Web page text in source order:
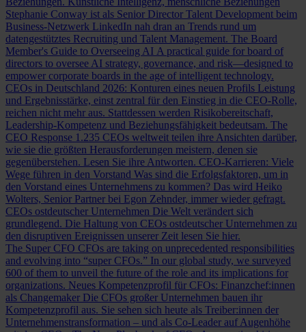
Stephanie Conway ist als Senior Director Talent Development beim
Business-Netzwerk LinkedIn nah dran an Trends rund um
datengestütztes Recruiting und Talent Management. The Board
Member's Guide to Overseeing AI A practical guide for board of
directors to oversee AI strategy, governance, and risk—designed to
empower corporate boards in the age of intelligent technology.
CEOs in Deutschland 2026: Konturen eines neuen Profils Leistung
und Ergebnisstärke, einst zentral für den Einstieg in die CEO-Rolle,
reichen nicht mehr aus. Stattdessen werden Risikobereitschaft,
Leadership-Kompetenz und Beziehungsfähigkeit bedeutsam. The
CEO Response 1.235 CEOs weltweit teilen ihre Ansichten darüber,
wie sie die größten Herausforderungen meistern, denen sie
gegenüberstehen. Lesen Sie ihre Antworten. CEO-Karrieren: Viele
Wege führen in den Vorstand Was sind die Erfolgsfaktoren, um in
den Vorstand eines Unternehmens zu kommen? Das wird Heiko
Wolters, Senior Partner bei Egon Zehnder, immer wieder gefragt.
CEOs ostdeutscher Unternehmen Die Welt verändert sich
grundlegend. Die Haltung von CEOs ostdeutscher Unternehmen zu
den disruptiven Ereignissen unserer Zeit lesen Sie hier.
The Super CFO CFOs are taking on unprecedented responsibilities
and evolving into “super CFOs.” In our global study, we surveyed
600 of them to unveil the future of the role and its implications for
organizations. Neues Kompetenzprofil für CFOs: Finanzchef:innen
als Changemaker Die CFOs großer Unternehmen bauen ihr
Kompetenzprofil aus. Sie sehen sich heute als Treiber:innen der
Unternehmenstransformation – und als Co-Leader auf Augenhöhe